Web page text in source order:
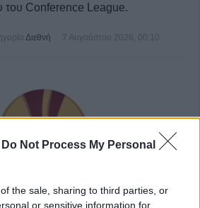
Do Not Process My Personal
the sale, sharing to third parties, or
or sensitive information for
του Conference League.
Διεθνή 7 Αυγούστου 2026, 00:10